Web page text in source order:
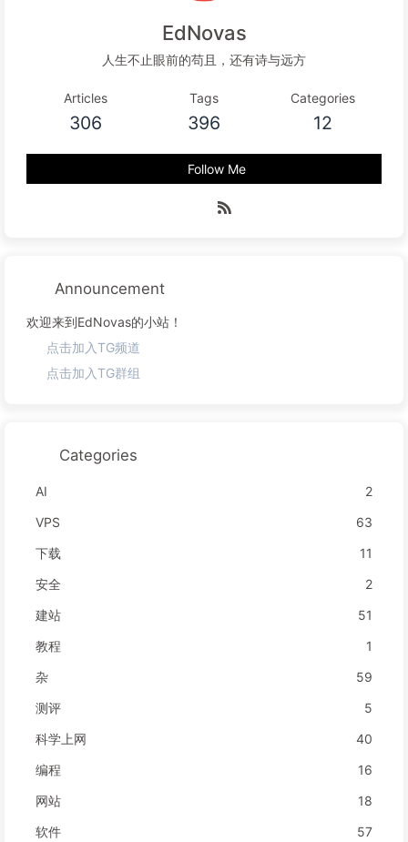
EdNovas
人生不止眼前的苟且，还有诗与远方
Articles
306
Tags
396
Categories
12
Follow Me
Announcement
欢迎来到EdNovas的小站！
点击加入TG频道
点击加入TG群组
Categories
AI
2
VPS
63
下载
11
安全
2
建站
51
教程
1
杂
59
测评
5
科学上网
40
编程
16
网站
18
软件
57